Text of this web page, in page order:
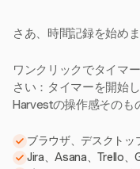
さあ、時間記録を始め
ワンクリックでタイマ
さい：タイマーを開始
Harvestの操作感そのも
ブラウザ、デスクトッ
Jira、Asana、Trello